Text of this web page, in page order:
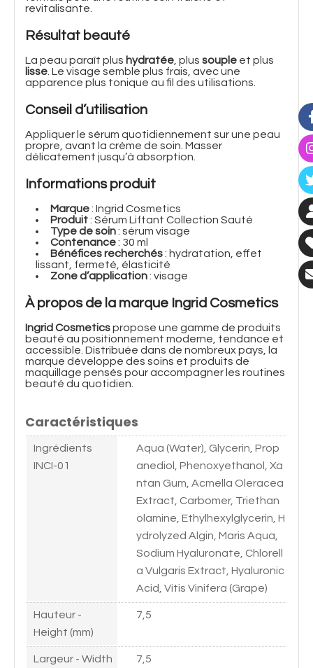
revitalisante.
Résultat beauté
La peau paraît plus hydratée , plus souple et plus
lisse . Le visage semble plus frais, avec une
apparence plus tonique au fil des utilisations.
Conseil d’utilisation
Appliquer le sérum quotidiennement sur une peau
propre, avant la crème de soin. Masser
délicatement jusqu’à absorption.
Informations produit
Marque: Ingrid Cosmetics
Produit: Sérum Liftant Collection Sauté
Type de soin: sérum visage
Contenance: 30 ml
Bénéfices recherchés: hydratation, effet
lissant, fermeté, élasticité
Zone d’application: visage
À propos de la marque Ingrid Cosmetics
Ingrid Cosmeticspropose une gamme de produits
beauté au positionnement moderne, tendance et
accessible. Distribuée dans de nombreux pays, la
marque développe des soins et produits de
maquillage pensés pour accompagner les routines
beauté du quotidien.
Caractéristiques
Ingrédients
INCI-01
Aqua (Water), Glycerin, Prop
anediol, Phenoxyethanol, Xa
ntan Gum, Acmella Oleracea
Extract, Carbomer, Triethan
olamine, Ethylhexylglycerin, H
ydrolyzed Algin, Maris Aqua,
Sodium Hyaluronate, Chlorell
a Vulgaris Extract, Hyaluronic
Acid, Vitis Vinifera (Grape)
Hauteur -
Height (mm)
7,5
Largeur - Width 7,5